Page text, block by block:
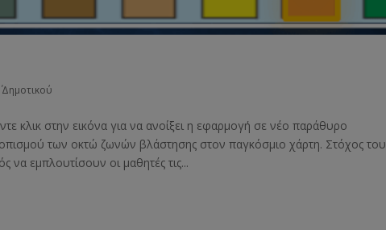
Δημοτικού
κλικ στην εικόνα για να ανοίξει η εφαρμογή σε νέο παράθυρο
των οκτώ ζωνών βλάστησης στον παγκόσμιο χάρτη. Στόχος του
να εμπλουτίσουν οι μαθητές τις...